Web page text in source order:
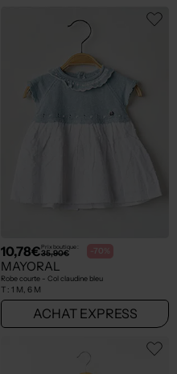
10,78€Prix boutique :
35,90€ -70%
MAYORAL
Robe courte - Col claudine bleu
T : 1 M, 6 M
ACHAT EXPRESS